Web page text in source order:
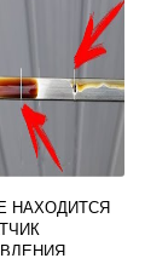
НАХОДИТСЯ